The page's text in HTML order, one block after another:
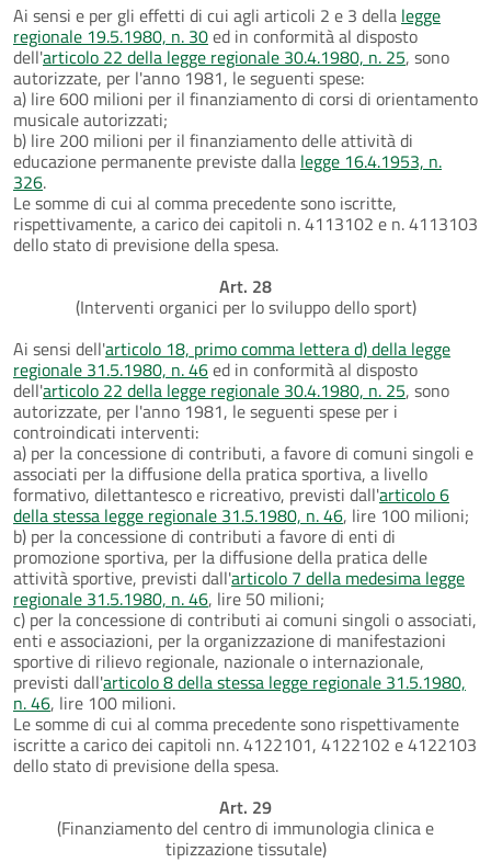
Ai sensi e per gli effetti di cui agli articoli 2 e 3 della legge
regionale 19.5.1980, n. 30ed in conformità al disposto
dell'articolo 22 della legge regionale 30.4.1980, n. 25, sono
autorizzate, per l'anno 1981, le seguenti spese:
a) lire 600 milioni per il finanziamento di corsi di orientamento
musicale autorizzati;
b) lire 200 milioni per il finanziamento delle attività di
educazione permanente previste dalla legge 16.4.1953, n.
326.
Le somme di cui al comma precedente sono iscritte,
rispettivamente, a carico dei capitoli n. 4113102 e n. 4113103
dello stato di previsione della spesa.
Art. 28
(Interventi organici per lo sviluppo dello sport)
Ai sensi dell'articolo 18, primo comma lettera d) della legge
regionale 31.5.1980, n. 46ed in conformità al disposto
dell'articolo 22 della legge regionale 30.4.1980, n. 25, sono
autorizzate, per l'anno 1981, le seguenti spese per i
controindicati interventi:
a) per la concessione di contributi, a favore di comuni singoli e
associati per la diffusione della pratica sportiva, a livello
formativo, dilettantesco e ricreativo, previsti dall'articolo 6
della stessa legge regionale 31.5.1980, n. 46, lire 100 milioni;
b) per la concessione di contributi a favore di enti di
promozione sportiva, per la diffusione della pratica delle
attività sportive, previsti dall'articolo 7 della medesima legge
regionale 31.5.1980, n. 46, lire 50 milioni;
c) per la concessione di contributi ai comuni singoli o associati,
enti e associazioni, per la organizzazione di manifestazioni
sportive di rilievo regionale, nazionale o internazionale,
previsti dall'articolo 8 della stessa legge regionale 31.5.1980,
n. 46, lire 100 milioni.
Le somme di cui al comma precedente sono rispettivamente
iscritte a carico dei capitoli nn. 4122101, 4122102 e 4122103
dello stato di previsione della spesa.
Art. 29
(Finanziamento del centro di immunologia clinica e
tipizzazione tissutale)